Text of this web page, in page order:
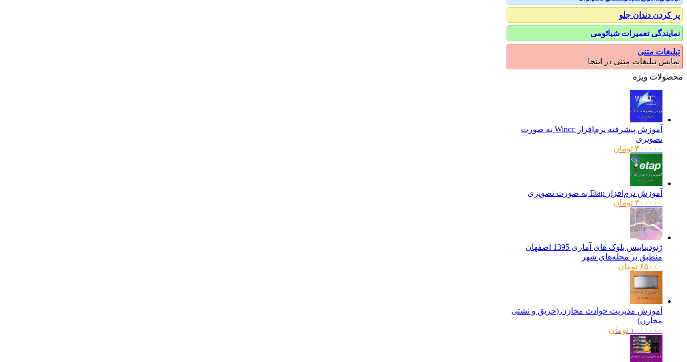
پر کردن دندان جلو
نمایندگی تعمیرات شیائومی
تبلیغات متنی
نمایش تبلیغات متنی در اینجا
محصولات ویژه
آموزش پیشرفته نرم‌افزار Wincc به صورت
تصویری
۳۰۰۰۰۰ تومان
آموزش نرم‌افزار Etap به صورت تصویری
۳۰۰۰۰۰ تومان
ژئودیتابیس بلوک های آماری 1395 اصفهان
منطبق بر محله‌های شهر
۶۵۰۰۰ تومان
آموزش مدیریت حوادث مخازن (حریق و نشتی
مخازن)
۱۰۰۰۰۰۰ تومان